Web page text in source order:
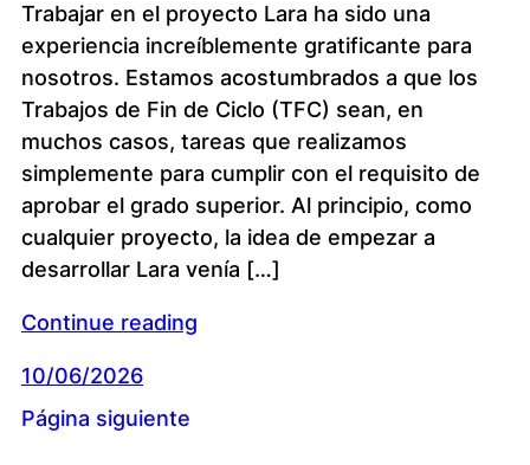
Trabajar en el proyecto Lara ha sido una
experiencia increíblemente gratificante para
nosotros. Estamos acostumbrados a que los
Trabajos de Fin de Ciclo (TFC) sean, en
muchos casos, tareas que realizamos
simplemente para cumplir con el requisito de
aprobar el grado superior. Al principio, como
cualquier proyecto, la idea de empezar a
desarrollar Lara venía […]
Continue reading
10/06/2026
Página siguiente